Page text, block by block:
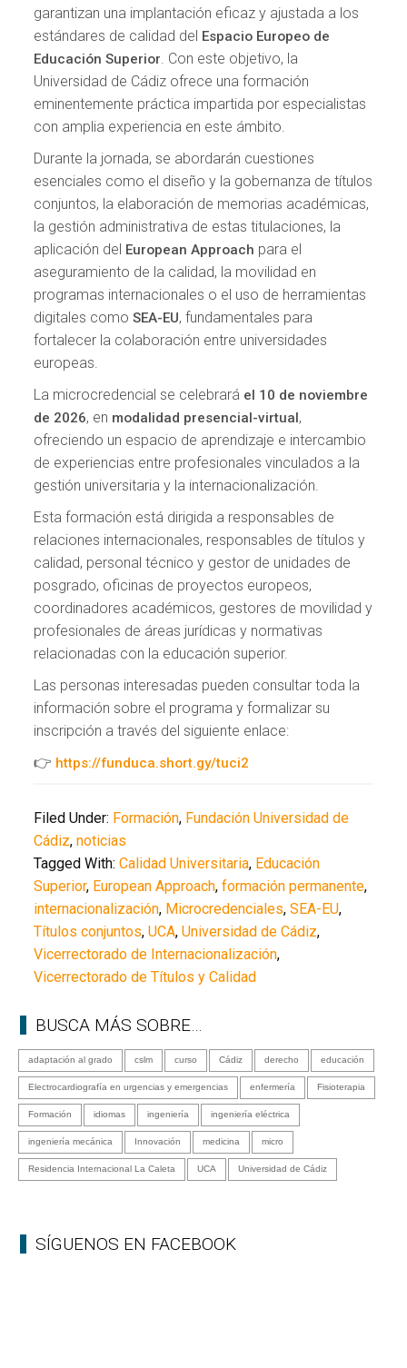
garantizan una implantación eficaz y ajustada a los
estándares de calidad del Espacio Europeo de
Educación Superior. Con este objetivo, la
Universidad de Cádiz ofrece una formación
eminentemente práctica impartida por especialistas
con amplia experiencia en este ámbito.
Durante la jornada, se abordarán cuestiones
esenciales como el diseño y la gobernanza de títulos
conjuntos, la elaboración de memorias académicas,
la gestión administrativa de estas titulaciones, la
aplicación del European Approach para el
aseguramiento de la calidad, la movilidad en
programas internacionales o el uso de herramientas
digitales comoSEA-EU, fundamentales para
fortalecer la colaboración entre universidades
europeas.
La microcredencial se celebrará el 10 de noviembre
de 2026, en modalidad presencial-virtual,
ofreciendo un espacio de aprendizaje e intercambio
de experiencias entre profesionales vinculados a la
gestión universitaria y la internacionalización.
Esta formación está dirigida a responsables de
relaciones internacionales, responsables de títulos y
calidad, personal técnico y gestor de unidades de
posgrado, oficinas de proyectos europeos,
coordinadores académicos, gestores de movilidad y
profesionales de áreas jurídicas y normativas
relacionadas con la educación superior.
Las personas interesadas pueden consultar toda la
información sobre el programa y formalizar su
inscripción a través del siguiente enlace:
👉 https://funduca.short.gy/tuci2
Filed Under: Formación, Fundación Universidad de
Cádiz,noticias
Tagged With:Calidad Universitaria, Educación
Superior, European Approach,formación permanente,
internacionalización, Microcredenciales,SEA-EU,
Títulos conjuntos,UCA,Universidad de Cádiz,
Vicerrectorado de Internacionalización,
Vicerrectorado de Títulos y Calidad
BUSCA MÁS SOBRE…
adaptación al grado cslm curso Cádiz derecho educación
Electrocardiografía en urgencias y emergencias enfermería Fisioterapia
Formación idiomas ingeniería ingeniería eléctrica
ingeniería mecánica Innovación medicina micro
Residencia Internacional La Caleta UCA Universidad de Cádiz
SÍGUENOS EN FACEBOOK